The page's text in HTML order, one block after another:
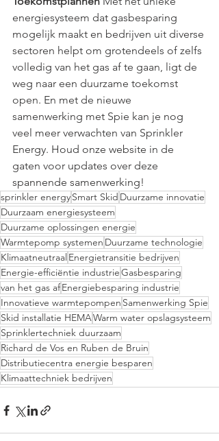
energiesysteem dat gasbesparing
mogelijk maakt en bedrijven uit diverse
sectoren helpt om grotendeels of zelfs
volledig van het gas af te gaan, ligt de
weg naar een duurzame toekomst
open. En met de nieuwe
samenwerking met Spie kan je nog
veel meer verwachten van Sprinkler
Energy. Houd onze website in de
gaten voor updates over deze
spannende samenwerking!
sprinkler energySmart Skid Duurzame innovatie
Duurzaam energiesysteem
Duurzame oplossingen energie
Warmtepomp systemen Duurzame technologie
Klimaatneutraal Energietransitie bedrijven
Energie-efficiëntie industrieGasbesparing
van het gas afEnergiebesparing industrie
Innovatieve warmtepompen Samenwerking Spie
Skid installatie HEMAWarm water opslagsysteem
Sprinklertechniek duurzaam
Richard de Vos en Ruben de Bruin
Distributiecentra energie besparen
Klimaattechniek bedrijven